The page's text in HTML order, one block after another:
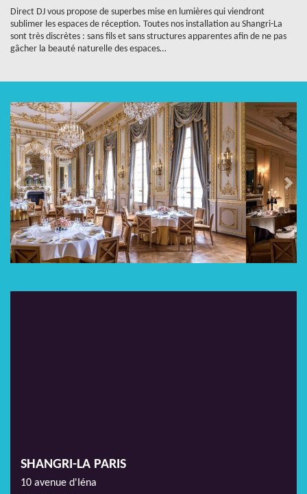
Direct DJ vous propose de superbes mise en lumières qui viendront
sublimer les espaces de réception. Toutes nos installation au Shangri-La
sont très discrètes : sans fils et sans structures apparentes afin de ne pas
gâcher la beauté naturelle des espaces…
SHANGRI-LA PARIS
10 avenue d'Iéna